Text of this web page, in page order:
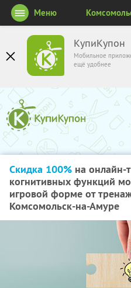
КупиКупон
Мобильное
ещё удобнее
Меню
Скидка 100% на онлайн-
когнитивных функций
игровой форме от
Комсомольск-на-Амуре